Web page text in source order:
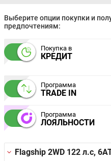
Выберите опции покупки и
предпочтениям:
Покупка в
КРЕДИТ
Программа
TRADE IN
Программа
ЛОЯЛЬНОСТИ
Flagship 2WD 122 л.с,